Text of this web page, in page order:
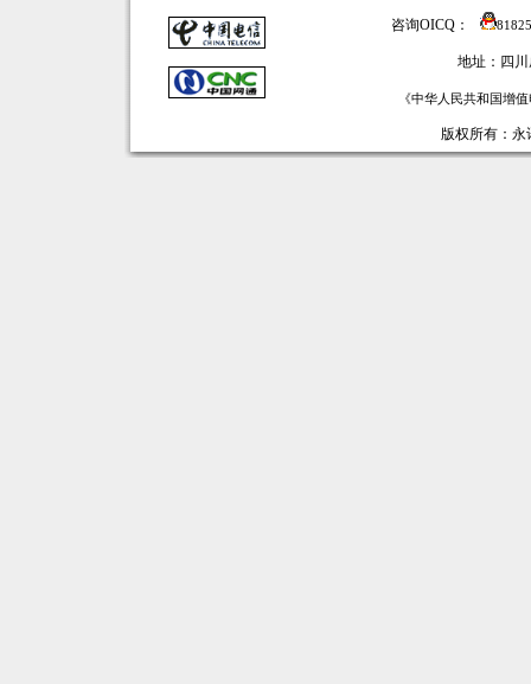
咨询OICQ：
地址：四
《中华人民共和国增
版权所有：永